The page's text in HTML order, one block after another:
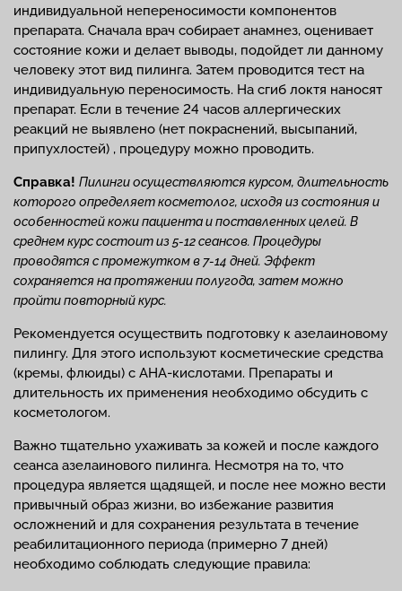
индивидуальной непереносимости компонентов
препарата. Сначала врач собирает анамнез, оценивает
состояние кожи и делает выводы, подойдет ли данному
человеку этот вид пилинга. Затем проводится тест на
индивидуальную переносимость. На сгиб локтя наносят
препарат. Если в течение 24 часов аллергических
реакций не выявлено (нет покраснений, высыпаний,
припухлостей) , процедуру можно проводить.
Справка! Пилинги осуществляются курсом, длительность
которого определяет косметолог, исходя из состояния и
особенностей кожи пациента и поставленных целей. В
среднем курс состоит из 5-12 сеансов. Процедуры
проводятся с промежутком в 7-14 дней. Эффект
сохраняется на протяжении полугода, затем можно
пройти повторный курс.
Рекомендуется осуществить подготовку к азелаиновому
пилингу. Для этого используют косметические средства
(кремы, флюиды) с AHA-кислотами. Препараты и
длительность их применения необходимо обсудить с
косметологом.
Важно тщательно ухаживать за кожей и после каждого
сеанса азелаинового пилинга. Несмотря на то, что
процедура является щадящей, и после нее можно вести
привычный образ жизни, во избежание развития
осложнений и для сохранения результата в течение
реабилитационного периода (примерно 7 дней)
необходимо соблюдать следующие правила: